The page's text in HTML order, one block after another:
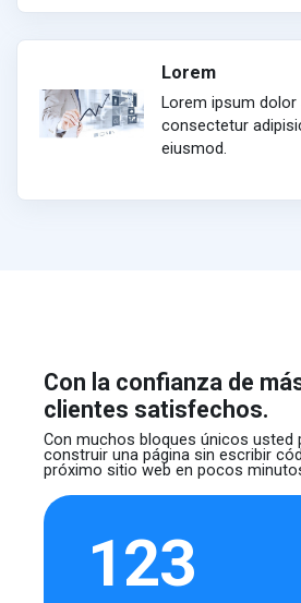
Lorem
Lorem ipsum dolor
consectetur
eiusmod.
Con la confianza de
clientes satisfechos.
Con muchos bloques únicos usted
construiruna página sin escribir
próximo sitio weben pocos
123